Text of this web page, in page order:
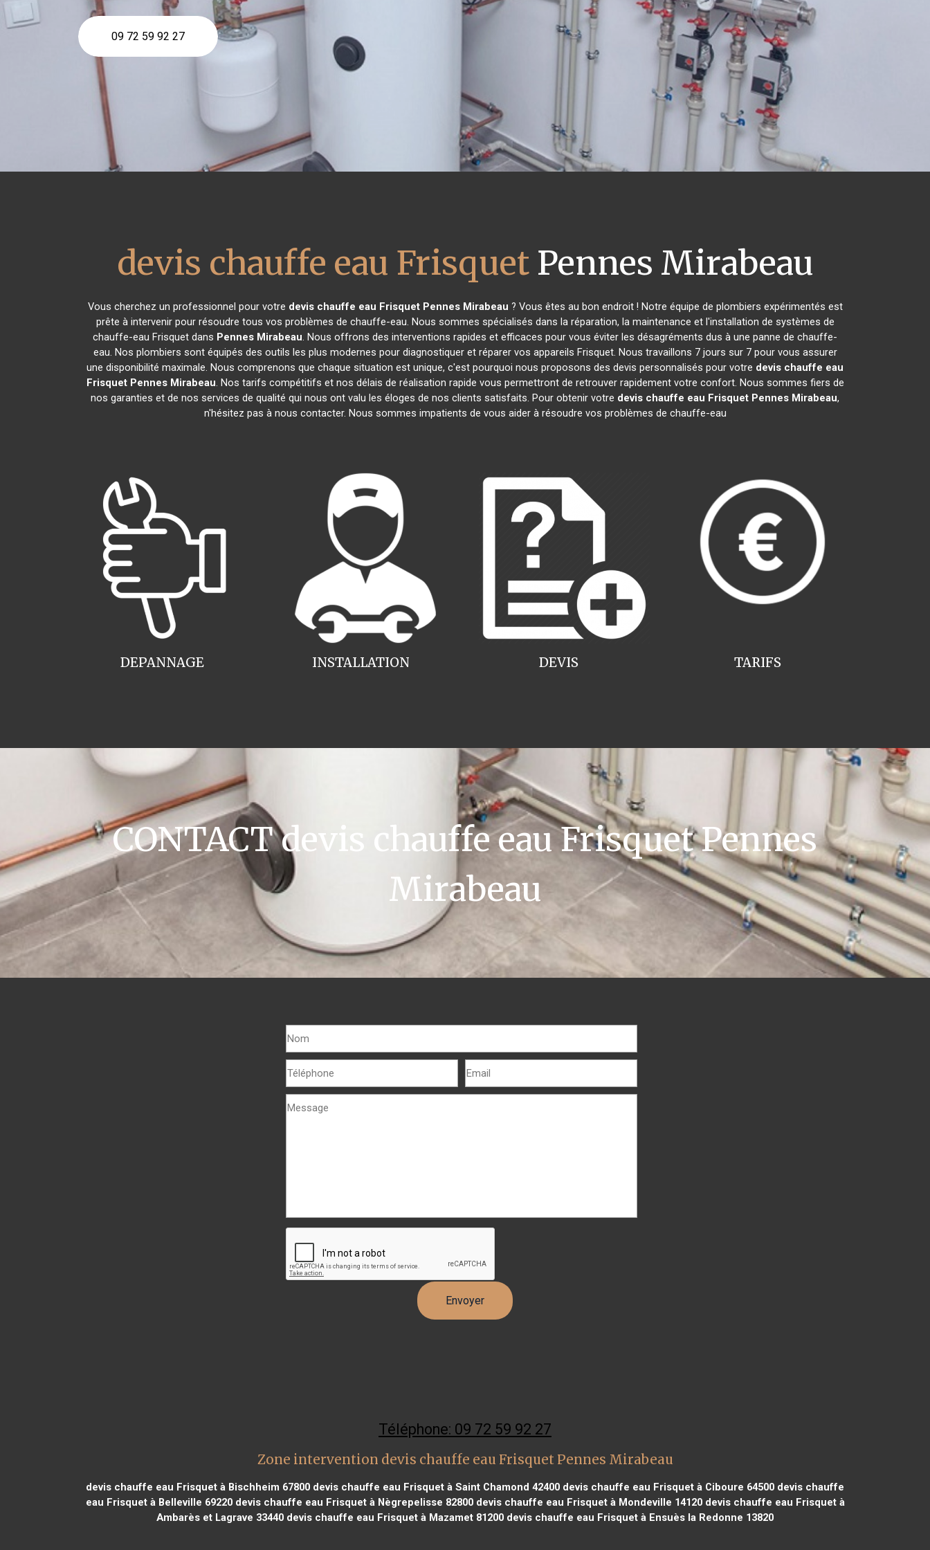
09 72 59 92 27
devis chauffe eau FrisquetPennes Mirabeau
Vous cherchez un professionnel pour votre devis chauffe eau Frisquet Pennes Mirabeau ? Vous êtes au bon endroit ! Notre équipe de plombiers expérimentés est
prête à intervenir pour résoudre tous vos problèmes de chauffe-eau. Nous sommes spécialisés dans la réparation, la maintenance et l'installation de systèmes de
chauffe-eau Frisquet dans Pennes Mirabeau. Nous offrons des interventions rapides et efficaces pour vous éviter les désagréments dus à une panne de chauffe-
eau. Nos plombiers sont équipés des outils les plus modernes pour diagnostiquer et réparer vos appareils Frisquet. Nous travaillons 7 jours sur 7 pour vous assurer
une disponibilité maximale. Nous comprenons que chaque situation est unique, c'est pourquoi nous proposons des devis personnalisés pour votre devis chauffe eau
Frisquet Pennes Mirabeau. Nos tarifs compétitifs et nos délais de réalisation rapide vous permettront de retrouver rapidement votre confort. Nous sommes fiers de
nos garanties et de nos services de qualité qui nous ont valu les éloges de nos clients satisfaits. Pour obtenir votre devis chauffe eau Frisquet Pennes Mirabeau,
n'hésitez pas à nous contacter. Nous sommes impatients de vous aider à résoudre vos problèmes de chauffe-eau
INSTALLATION
DEPANNAGE TARIFS
DEVIS
CONTACT devis chauffe eau Frisquet Pennes
Mirabeau
Téléphone: 09 72 59 92 27
Zone intervention devis chauffe eau Frisquet Pennes Mirabeau
devis chauffe eau Frisquet à Bischheim 67800 devis chauffe eau Frisquet à Saint Chamond 42400 devis chauffe eau Frisquet à Ciboure 64500 devis chauffe
eau Frisquet à Belleville 69220devis chauffe eau Frisquet à Nègrepelisse 82800devis chauffe eau Frisquet à Mondeville 14120devis chauffe eau Frisquet à
Ambarès et Lagrave 33440 devis chauffe eau Frisquet à Mazamet 81200 devis chauffe eau Frisquet à Ensuès la Redonne 13820